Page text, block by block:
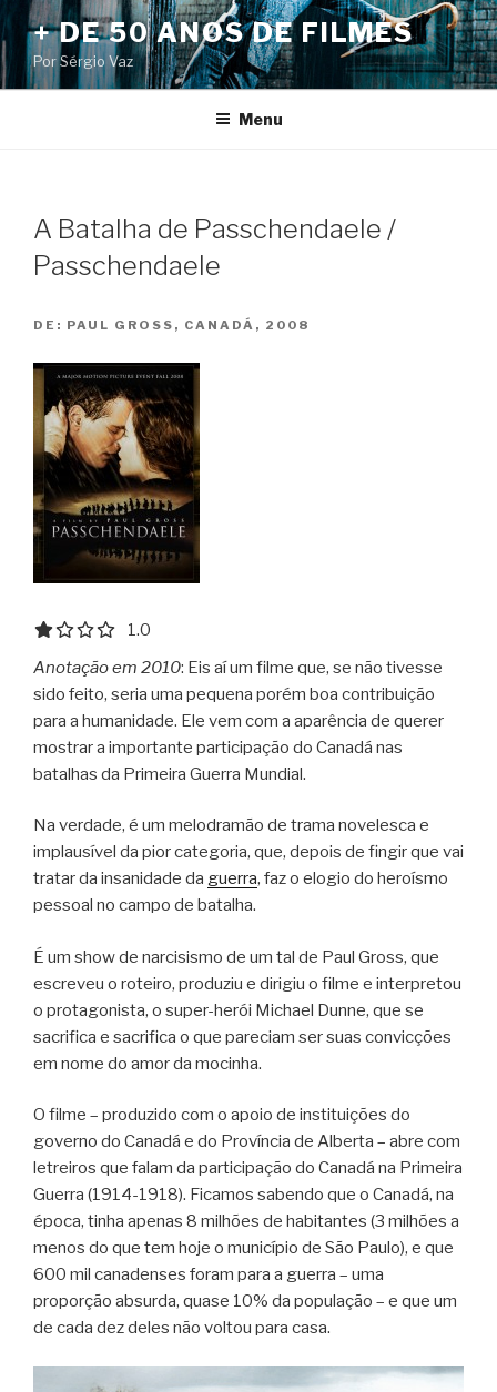
Pular
para
o
conteúdo
+ DE 50 ANOS DE FILMES
Por Sérgio Vaz
Menu
A Batalha de Passchendaele /
Passchendaele
DE: PAUL GROSS, CANADÁ, 2008
1.0 out of 5.0 stars
1.0
Anotação em 2010: Eis aí um filme que, se não tivesse
sido feito, seria uma pequena porém boa contribuição
para a humanidade. Ele vem com a aparência de querer
mostrar a importante participação do Canadá nas
batalhas da Primeira Guerra Mundial.
Na verdade, é um melodramão de trama novelesca e
implausível da pior categoria, que, depois de fingir que vai
tratar da insanidade da guerra, faz o elogio do heroísmo
pessoal no campo de batalha.
É um show de narcisismo de um tal de Paul Gross, que
escreveu o roteiro, produziu e dirigiu o filme e interpretou
o protagonista, o super-herói Michael Dunne, que se
sacrifica e sacrifica o que pareciam ser suas convicções
em nome do amor da mocinha.
O filme – produzido com o apoio de instituições do
governo do Canadá e do Província de Alberta – abre com
letreiros que falam da participação do Canadá na Primeira
Guerra (1914-1918). Ficamos sabendo que o Canadá, na
época, tinha apenas 8 milhões de habitantes (3 milhões a
menos do que tem hoje o município de São Paulo), e que
600 mil canadenses foram para a guerra – uma
proporção absurda, quase 10% da população – e que um
de cada dez deles não voltou para casa.